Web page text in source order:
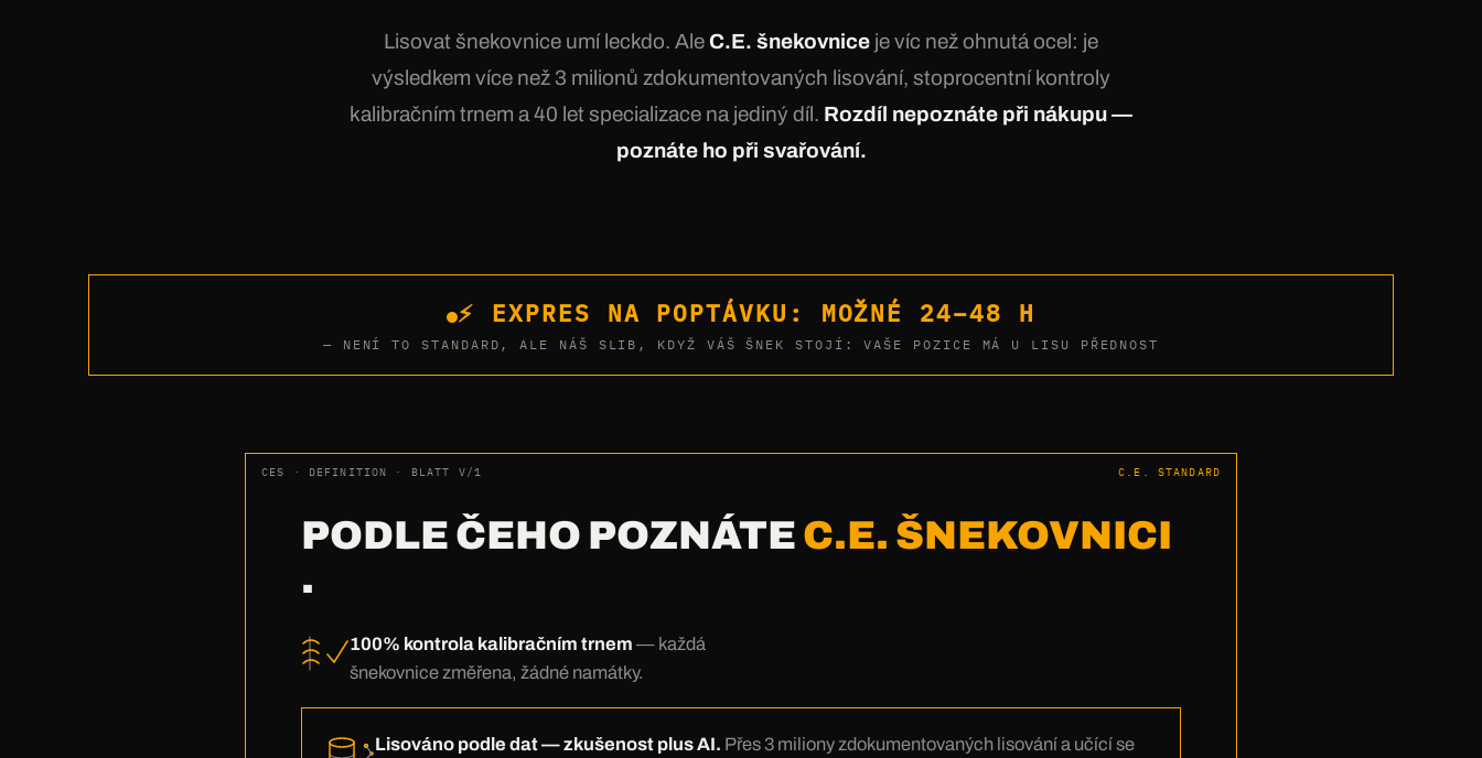
Lisovat šnekovnice umí leckdo. AleC.E. šnekovnice je víc než ohnutá ocel: je
výsledkem více než 3 milionů zdokumentovaných lisování, stoprocentní kontroly
kalibračním trnem a 40 let specializace na jediný díl. Rozdíl nepoznáte při nákupu —
poznáte ho při svařování.
⚡ EXPRES NA POPTÁVKU: MOŽNÉ 24–48 H
— NENÍ TO STANDARD, ALE NÁŠ SLIB, KDYŽ VÁŠ ŠNEK STOJÍ: VAŠE POZICE MÁ U LISU PŘEDNOST
CES · DEFINITION · BLATT V/1 C.E. STANDARD
PODLE ČEHO POZNÁTE C.E. ŠNEKOVNICI
.
100% kontrola kalibračním trnem — každá
šnekovnice změřena, žádné namátky.
Lisováno podle dat — zkušenost plus AI. Přes 3 miliony zdokumentovaných lisování a učící se